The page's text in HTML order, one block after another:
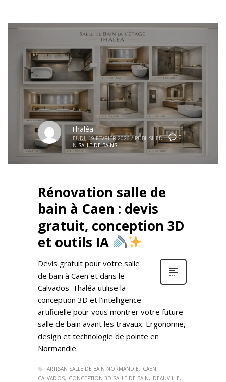
0
Thaléa
JEUDI, 19 FÉVRIER 2026 / PUBLISHED
IN SALLE DE BAINS
Rénovation salle de
bain à Caen : devis
gratuit, conception 3D
et outils IA
Devis gratuit pour votre salle
de bain à Caen et dans le
Calvados. Thaléa utilise la
conception 3D et l'intelligence
artificielle pour vous montrer votre future
salle de bain avant les travaux. Ergonomie,
design et technologie de pointe en
Normandie.
ARTISAN SALLE DE BAIN NORMANDIE
CAEN
CALVADOS
CONCEPTION 3D SALLE DE BAIN
DEAUVILLE